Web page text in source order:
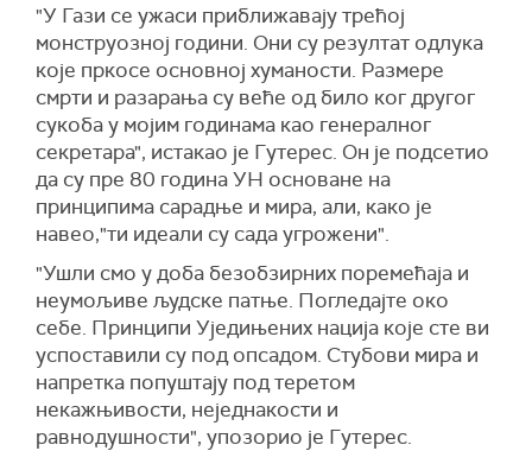
"У Гази се ужаси приближавају трећој
монструозној години. Они су резултат одлука
које пркосе основној хуманости. Размере
смрти и разарања су веће од било ког другог
сукоба у мојим годинама као генералног
секретара", истакао је Гутерес. Он је подсетио
да су пре 80 година УН основане на
принципима сарадње и мира, али, како је
навео,"ти идеали су сада угрожени".
"Ушли смо у доба безобзирних поремећаја и
неумољиве људске патње. Погледајте око
себе. Принципи Уједињених нација које сте ви
успоставили су под опсадом. Стубови мира и
напретка попуштају под теретом
некажњивости, неједнакости и
равнодушности", упозорио је Гутерес.